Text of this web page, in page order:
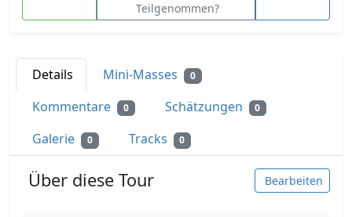
Teilgenommen?
Details Mini-Masses 0
Kommentare 0 Schätzungen 0
Galerie 0 Tracks 0
Über diese Tour Bearbeiten